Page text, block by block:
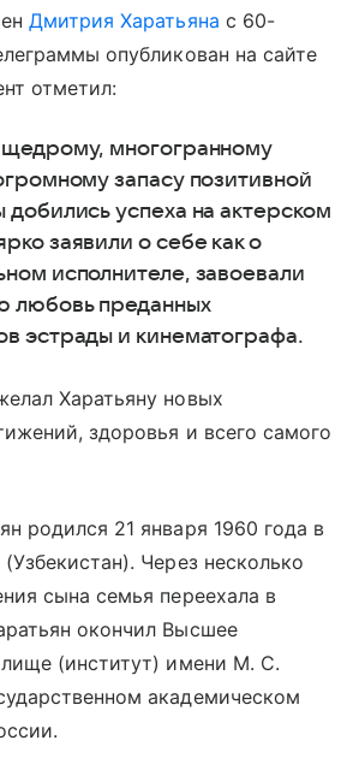
Дмитрия Харатьяна с 60-
опубликован на сайте
отметил:
щедрому, многогранному
запасу позитивной
добились успеха на актерском
заявили о себе как о
исполнителе, завоевали
любовь преданных
эстрады и кинематографа.
Харатьяну новых
здоровья и всего самого
родился 21 января 1960 года в
Через несколько
сына семья переехала в
окончил Высшее
(институт) имени М. С.
академическом